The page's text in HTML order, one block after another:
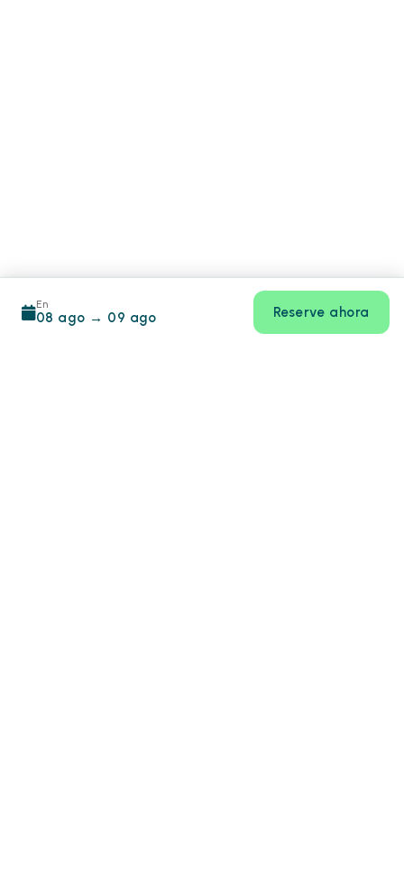
En
08 ago → 09 ago Reserve ahora